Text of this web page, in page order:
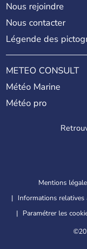
Nous rejoindre
Nous contacter
Légende des
METEO CONSULT
Météo Marine
Météo pro
Mentions
Informations relatives
Paramétrer les
©